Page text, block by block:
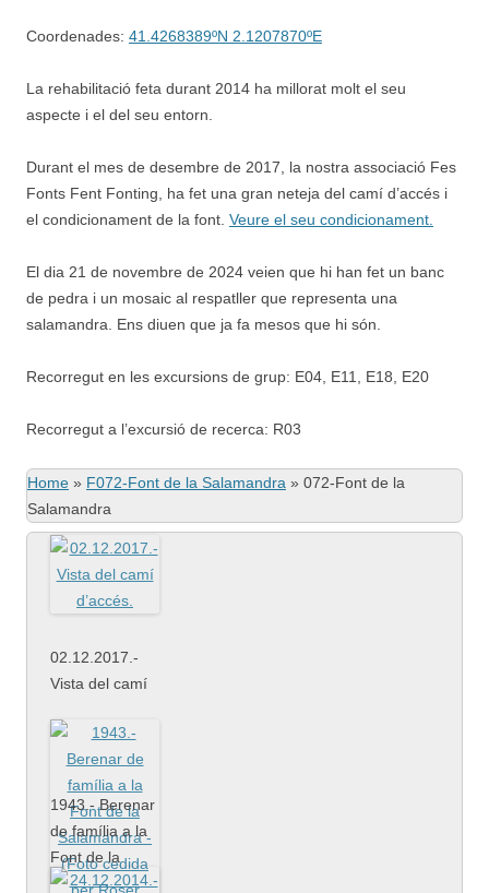
Coordenades: 41.4268389ºN 2.1207870ºE
La rehabilitació feta durant 2014 ha millorat molt el seu
aspecte i el del seu entorn.
Durant el mes de desembre de 2017, la nostra associació Fes
Fonts Fent Fonting, ha fet una gran neteja del camí d’accés i
el condicionament de la font. Veure el seu condicionament.
El dia 21 de novembre de 2024 veien que hi han fet un banc
de pedra i un mosaic al respatller que representa una
salamandra. Ens diuen que ja fa mesos que hi són.
Recorregut en les excursions de grup: E04, E11, E18, E20
Recorregut a l’excursió de recerca: R03
Home » F072-Font de la Salamandra » 072-Font de la
Salamandra
02.12.2017.-
Vista del camí
1943.- Berenar
de família a la
Font de la
Salamandra -